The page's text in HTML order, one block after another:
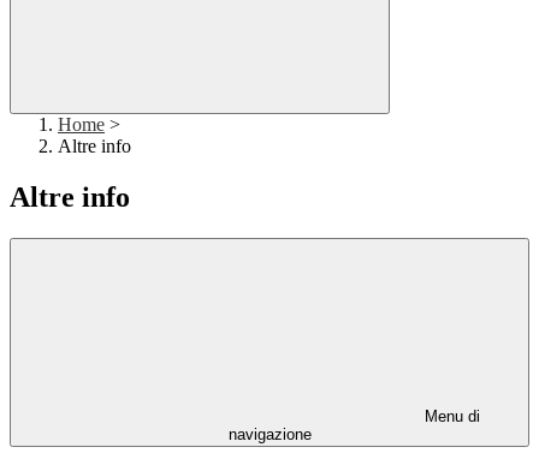
Home >
Altre info
Altre info
Menu di
navigazione